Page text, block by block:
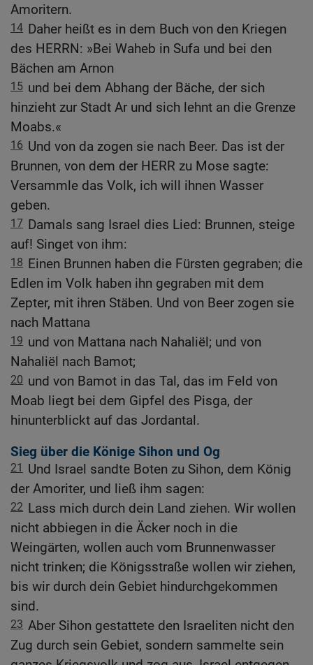
Amoritern.
14 Daher heißt es in dem Buch von den Kriegen
des HERRN: »Bei Waheb in Sufa und bei den
Bächen am Arnon
15 und bei dem Abhang der Bäche, der sich
hinzieht zur Stadt Ar und sich lehnt an die Grenze
Moabs.«
16 Und von da zogen sie nach Beer. Das ist der
Brunnen, von dem der HERR zu Mose sagte:
Versammle das Volk, ich will ihnen Wasser
geben.
17 Damals sang Israel dies Lied: Brunnen, steige
auf! Singet von ihm:
18 Einen Brunnen haben die Fürsten gegraben; die
Edlen im Volk haben ihn gegraben mit dem
Zepter, mit ihren Stäben. Und von Beer zogen sie
nach Mattana
19 und von Mattana nach Nahaliël; und von
Nahaliël nach Bamot;
20 und von Bamot in das Tal, das im Feld von
Moab liegt bei dem Gipfel des Pisga, der
hinunterblickt auf das Jordantal.
Sieg über die Könige Sihon und Og
21 Und Israel sandte Boten zu Sihon, dem König
der Amoriter, und ließ ihm sagen:
22 Lass mich durch dein Land ziehen. Wir wollen
nicht abbiegen in die Äcker noch in die
Weingärten, wollen auch vom Brunnenwasser
nicht trinken; die Königsstraße wollen wir ziehen,
bis wir durch dein Gebiet hindurchgekommen
sind.
23 Aber Sihon gestattete den Israeliten nicht den
Zug durch sein Gebiet, sondern sammelte sein